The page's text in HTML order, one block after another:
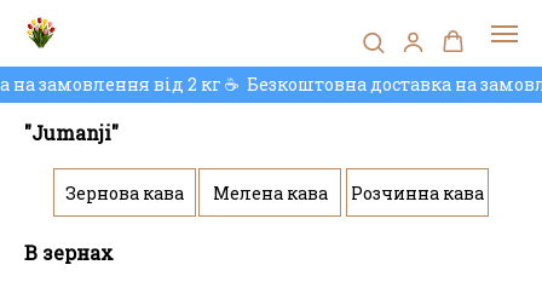
замовлення від 2 кг ☕️ Безкоштовна доставка на
"Jumanji"
Зернова кава Мелена кава Розчинна кава
В зернах